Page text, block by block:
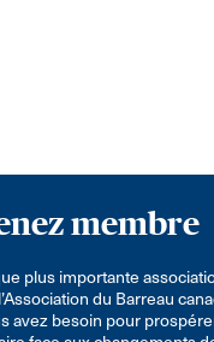
membre
plus importante
du Barreau
avez besoin pour